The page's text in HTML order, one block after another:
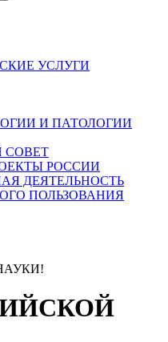
УСЛУГИ
И ПАТОЛОГИИ
СОВЕТ
РОССИИ
ДЕЯТЕЛЬНОСТЬ
ПОЛЬЗОВАНИЯ